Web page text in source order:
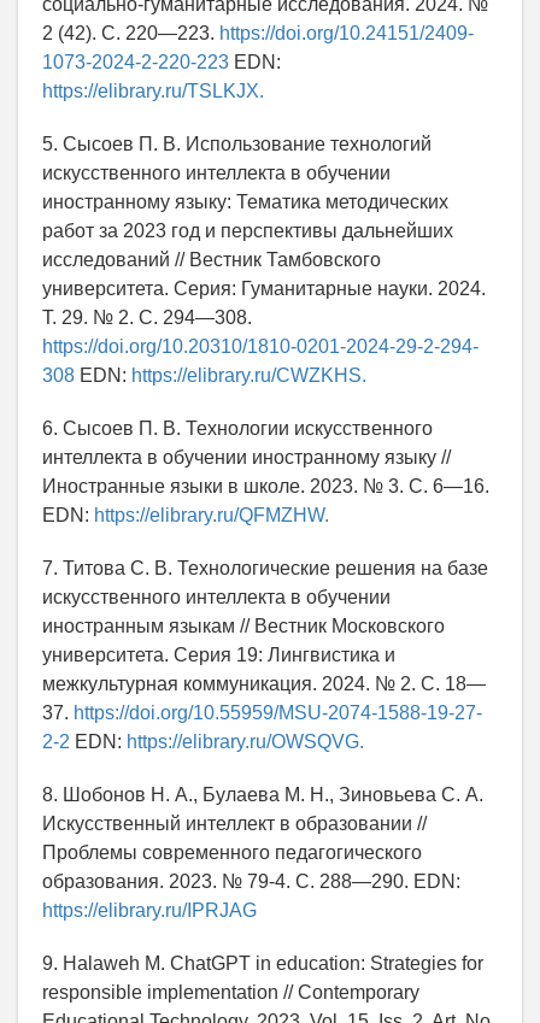
социально-гуманитарные исследования. 2024. №
2 (42). С. 220—223. https://doi.org/10.24151/2409-
1073-2024-2-220-223 EDN:
https://elibrary.ru/TSLKJX.
5. Сысоев П. В. Использование технологий
искусственного интеллекта в обучении
иностранному языку: Тематика методических
работ за 2023 год и перспективы дальнейших
исследований // Вестник Тамбовского
университета. Серия: Гуманитарные науки. 2024.
Т. 29. № 2. С. 294—308.
https://doi.org/10.20310/1810-0201-2024-29-2-294-
308 EDN: https://elibrary.ru/CWZKHS.
6. Сысоев П. В. Технологии искусственного
интеллекта в обучении иностранному языку //
Иностранные языки в школе. 2023. № 3. С. 6—16.
EDN: https://elibrary.ru/QFMZHW.
7. Титова С. В. Технологические решения на базе
искусственного интеллекта в обучении
иностранным языкам // Вестник Московского
университета. Серия 19: Лингвистика и
межкультурная коммуникация. 2024. № 2. С. 18—
37. https://doi.org/10.55959/MSU-2074-1588-19-27-
2-2 EDN: https://elibrary.ru/OWSQVG.
8. Шобонов Н. А., Булаева М. Н., Зиновьева С. А.
Искусственный интеллект в образовании //
Проблемы современного педагогического
образования. 2023. № 79-4. С. 288—290. EDN:
https://elibrary.ru/IPRJAG
9. Halaweh M. ChatGPT in education: Strategies for
responsible implementation // Contemporary